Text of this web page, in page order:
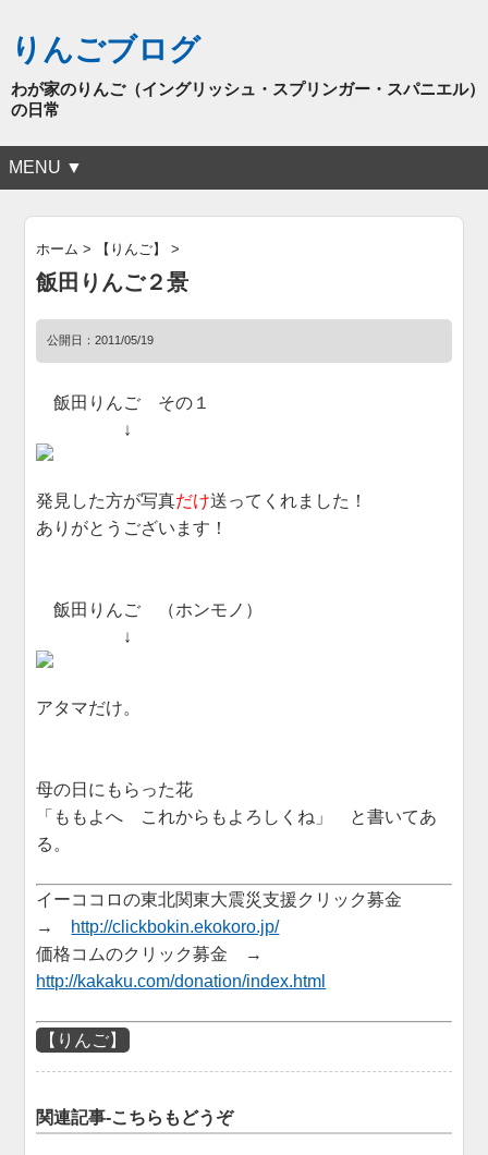
りんごブログ
わが家のりんご（イングリッシュ・スプリンガー・スパニエル）
の日常
MENU ▼
ホーム > 【りんご】 >
飯田りんご２景
公開日：2011/05/19
飯田りんご その１
↓
発見した方が写真だけ送ってくれました！
ありがとうございます！
飯田りんご （ホンモノ）
↓
アタマだけ。
母の日にもらった花
「ももよへ これからもよろしくね」 と書いてあ
る。
イーココロの東北関東大震災支援クリック募金
→ http://clickbokin.ekokoro.jp/
価格コムのクリック募金 →
http://kakaku.com/donation/index.html
【りんご】
関連記事-こちらもどうぞ